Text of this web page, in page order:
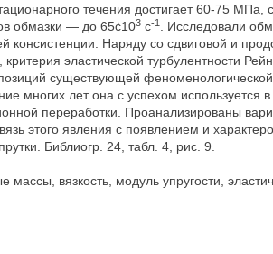
течения достигает 60-75 МПа,
обмазки — до 65ċ103 с-1
. Исследовали
Наряду со сдвиговой и
эластической турбулентности
существующей феноменологической
многих лет она с успехом используется
переработки. Проанализированы
этого явления с появлением и
Библиогр. 24, табл. 4, рис. 9.
вязкость, модуль упругости,